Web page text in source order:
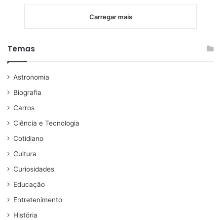
Carregar mais
Temas
Astronomia
Biografia
Carros
Ciência e Tecnologia
Cotidiano
Cultura
Curiosidades
Educação
Entretenimento
História